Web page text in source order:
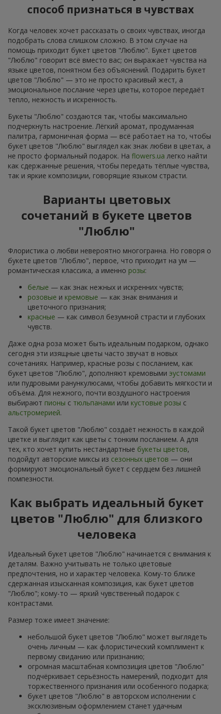
способ признаться в чувствах
Когда человек хочет рассказать о своих чувствах, иногда
подобрать слова слишком сложно. В этом случае на
помощь приходит букет цветов "Люблю". Букет цветов
"Люблю" говорит всё вместо вас; он выражает чувства на
языке цветов, понятном без объяснений. Подарить букет
цветов "Люблю" — это не просто красивый жест, а
эмоциональное послание через цветы, которое передаёт
тепло, нежность и искренность.
Букеты "Люблю" создаются так, чтобы максимально
подчеркнуть настроение. Лёгкий аромат, продуманная
палитра, гармоничная форма — всё работает на то, чтобы
букет цветов "Люблю" выглядел как знак любви в цветах, а
не просто формальный подарок. На flowers.ua легко найти
как сдержанные решения, чтобы передать тёплые чувства,
так и яркие композиции, говорящие языком страсти.
Варианты цветовых
сочетаний в букете цветов
"Люблю"
Флористика о любви невероятно многогранна. Но говоря о
букете цветов "Люблю", первое, что приходит на ум —
романтическая классика, а именно розы:
белые — как знак нежных и искренних чувств;
розовые и кремовые — как знак внимания и
цветочного признания;
красные — как символ безумной страсти и глубоких
чувств.
Даже одна роза может быть идеальным подарком, однако
сегодня эти изящные цветы часто звучат в новых
сочетаниях. Например, красные розы с посланием, как
букет цветов "Люблю", дополняют кремовыми эустомами
или пудровыми ранункулюсами, чтобы добавить мягкости и
объёма. Для нежного, почти воздушного настроения
выбирают пионы с тюльпанами или кустовые розы с
альстромерией.
Такой букет цветов "Люблю" создаёт нежность в каждой
цветке и выглядит как цветы с тонким посланием. А для
тех, кто хочет купить нестандартные букеты цветов,
подойдут авторские миксы из сезонных цветов — они
формируют эмоциональный букет с сердцем без лишней
помпезности.
Как выбрать идеальный букет
цветов "Люблю" для близкого
человека
Идеальный букет цветов "Люблю" начинается с внимания к
деталям. Важно учитывать не только цветовые
предпочтения, но и характер человека. Кому-то ближе
сдержанная изысканная композиция, как букет цветов
"Люблю"; кому-то — яркий чувственный подарок с
контрастами.
Размер тоже имеет значение:
небольшой букет цветов "Люблю" может выглядеть
очень личным — как флористический комплимент к
первому свиданию или признанию;
огромная масштабная композиция цветов "Люблю"
подчёркивает серьёзность намерений, подходит для
торжественного признания или особенного подарка;
букет цветов "Люблю" в авторском исполнении с
эксклюзивным оформлением станет удачным